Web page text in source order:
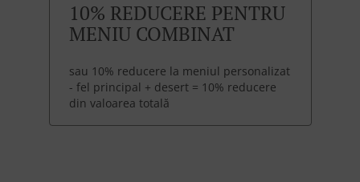
10% REDUCERE PENTRU
MENIU COMBINAT
sau 10% reducere la meniul personalizat
- fel principal + desert = 10% reducere
din valoarea totală